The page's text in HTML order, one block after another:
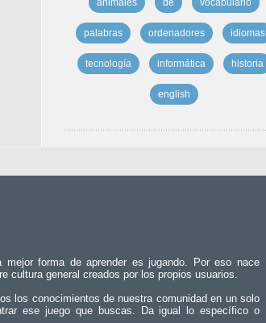
animales de vocabulario
palabras ordenadores idiomas
tecnología informática historia
english
mejor forma de aprender es jugando. Por eso nace
cultura general creados por los propios usuarios.
los conocimientos de nuestra comunidad en un solo
ese juego que buscas. Da igual lo específico o